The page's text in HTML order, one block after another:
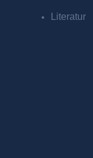
Literatur